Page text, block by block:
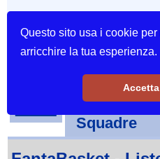
Questo sito usa i cookie per
arricchire la tua esperienza.
Accetta
Tornei-
Squadre